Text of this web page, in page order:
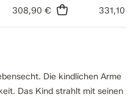
308,90 € 331,10 €
Die kindlichen Arme
Das Kind strahlt mit seinen